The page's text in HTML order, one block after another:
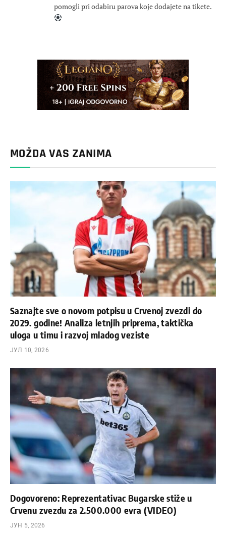
pomogli pri odabiru parova koje dodajete na tikete.
MOŽDA VAS ZANIMA
Saznajte sve o novom potpisu u Crvenoj zvezdi do
2029. godine! Analiza letnjih priprema, taktička
uloga u timu i razvoj mladog veziste
ЈУЛ 10, 2026
Dogovoreno: Reprezentativac Bugarske stiže u
Crvenu zvezdu za 2.500.000 evra (VIDEO)
ЈУН 5, 2026